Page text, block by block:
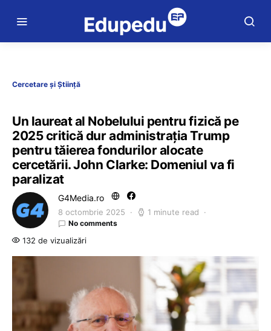
Cercetare și Știință
Un laureat al Nobelului pentru fizică pe
2025 critică dur administrația Trump
pentru tăierea fondurilor alocate
cercetării. John Clarke: Domeniul va fi
paralizat
G4Media.ro
8 octombrie 2025 1 minute read
No comments
132 de vizualizări